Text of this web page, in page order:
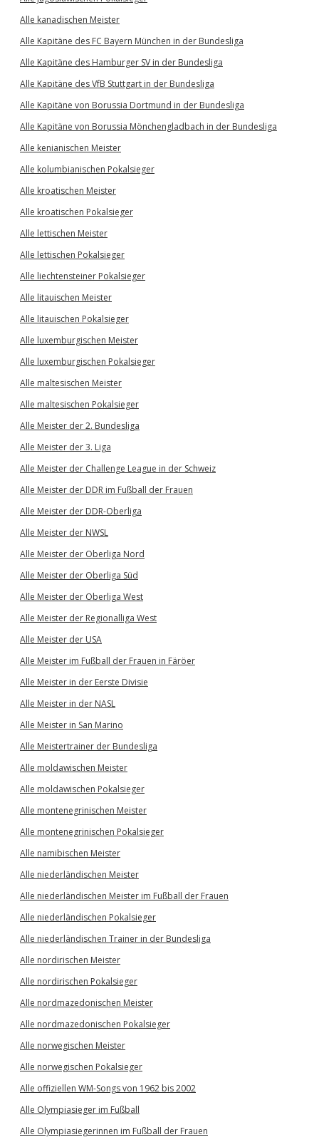
Alle kanadischen Meister
Alle Kapitäne des FC Bayern München in der Bundesliga
Alle Kapitäne des Hamburger SV in der Bundesliga
Alle Kapitäne des VfB Stuttgart in der Bundesliga
Alle Kapitäne von Borussia Dortmund in der Bundesliga
Alle Kapitäne von Borussia Mönchengladbach in der Bundesliga
Alle kenianischen Meister
Alle kolumbianischen Pokalsieger
Alle kroatischen Meister
Alle kroatischen Pokalsieger
Alle lettischen Meister
Alle lettischen Pokalsieger
Alle liechtensteiner Pokalsieger
Alle litauischen Meister
Alle litauischen Pokalsieger
Alle luxemburgischen Meister
Alle luxemburgischen Pokalsieger
Alle maltesischen Meister
Alle maltesischen Pokalsieger
Alle Meister der 2. Bundesliga
Alle Meister der 3. Liga
Alle Meister der Challenge League in der Schweiz
Alle Meister der DDR im Fußball der Frauen
Alle Meister der DDR-Oberliga
Alle Meister der NWSL
Alle Meister der Oberliga Nord
Alle Meister der Oberliga Süd
Alle Meister der Oberliga West
Alle Meister der Regionalliga West
Alle Meister der USA
Alle Meister im Fußball der Frauen in Färöer
Alle Meister in der Eerste Divisie
Alle Meister in der NASL
Alle Meister in San Marino
Alle Meistertrainer der Bundesliga
Alle moldawischen Meister
Alle moldawischen Pokalsieger
Alle montenegrinischen Meister
Alle montenegrinischen Pokalsieger
Alle namibischen Meister
Alle niederländischen Meister
Alle niederländischen Meister im Fußball der Frauen
Alle niederländischen Pokalsieger
Alle niederländischen Trainer in der Bundesliga
Alle nordirischen Meister
Alle nordirischen Pokalsieger
Alle nordmazedonischen Meister
Alle nordmazedonischen Pokalsieger
Alle norwegischen Meister
Alle norwegischen Pokalsieger
Alle offiziellen WM-Songs von 1962 bis 2002
Alle Olympiasieger im Fußball
Alle Olympiasiegerinnen im Fußball der Frauen